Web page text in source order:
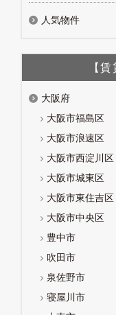
人気物件
【
大阪府
大阪市福島区
大阪市浪速区
大阪市西淀川区
大阪市城東区
大阪市東住吉区
大阪市中央区
豊中市
吹田市
泉佐野市
寝屋川市